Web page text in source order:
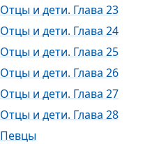
Отцы и дети. Глава 23
Отцы и дети. Глава 24
Отцы и дети. Глава 25
Отцы и дети. Глава 26
Отцы и дети. Глава 27
Отцы и дети. Глава 28
Певцы